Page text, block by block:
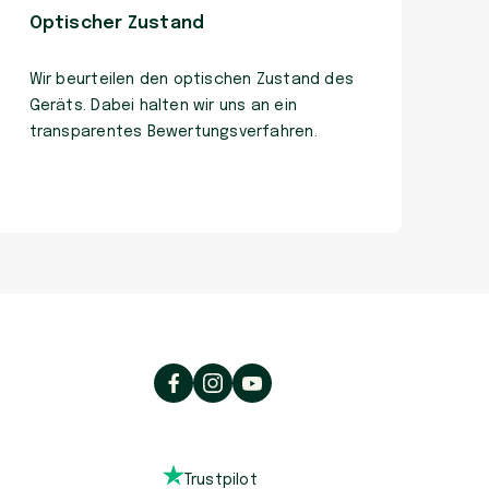
Optischer Zustand
Wir beurteilen den optischen Zustand des
Geräts. Dabei halten wir uns an ein
transparentes Bewertungsverfahren.
Trustpilot